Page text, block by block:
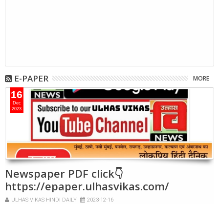
E-PAPER MORE
16
Dec
2023
Newspaper PDF click👇
https://epaper.ulhasvikas.com/
ULHAS VIKAS HINDI DAILY 2023-12-16